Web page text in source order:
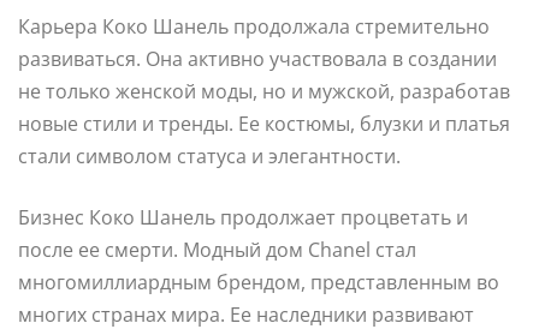
Карьера Коко Шанель продолжала стремительно
развиваться. Она активно участвовала в создании
не только женской моды, но и мужской, разработав
новые стили и тренды. Ее костюмы, блузки и платья
стали символом статуса и элегантности.
Бизнес Коко Шанель продолжает процветать и
после ее смерти. Модный дом Chanel стал
многомиллиардным брендом, представленным во
многих странах мира. Ее наследники развивают